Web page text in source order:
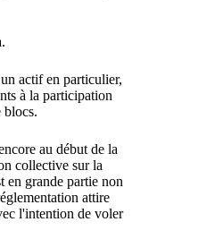
actif en particulier,
à la participation
blocs.
au début de la
collective sur la
en grande partie non
attire
l'intention de voler